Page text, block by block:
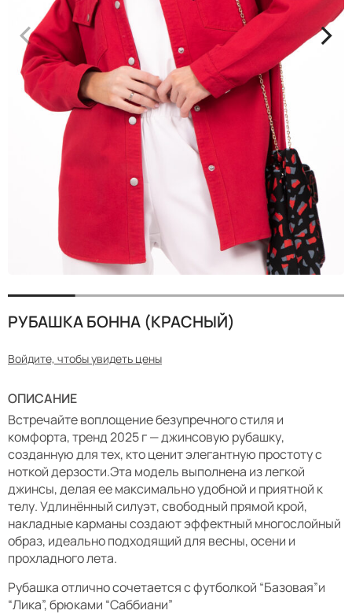
< >
РУБАШКА БОННА (КРАСНЫЙ)
Войдите, чтобы увидеть цены
ОПИСАНИЕ
Встречайте воплощение безупречного стиля и
комфорта, тренд 2025 г — джинсовую рубашку,
созданную для тех, кто ценит элегантную простоту с
ноткой дерзости.Эта модель выполнена из легкой
джинсы, делая ее максимально удобной и приятной к
телу. Удлинённый силуэт, свободный прямой крой,
накладные карманы создают эффектный многослойный
образ, идеально подходящий для весны, осени и
прохладного лета.
Рубашка отлично сочетается с футболкой “Базовая”и
“Лика”, брюками “Саббиани”